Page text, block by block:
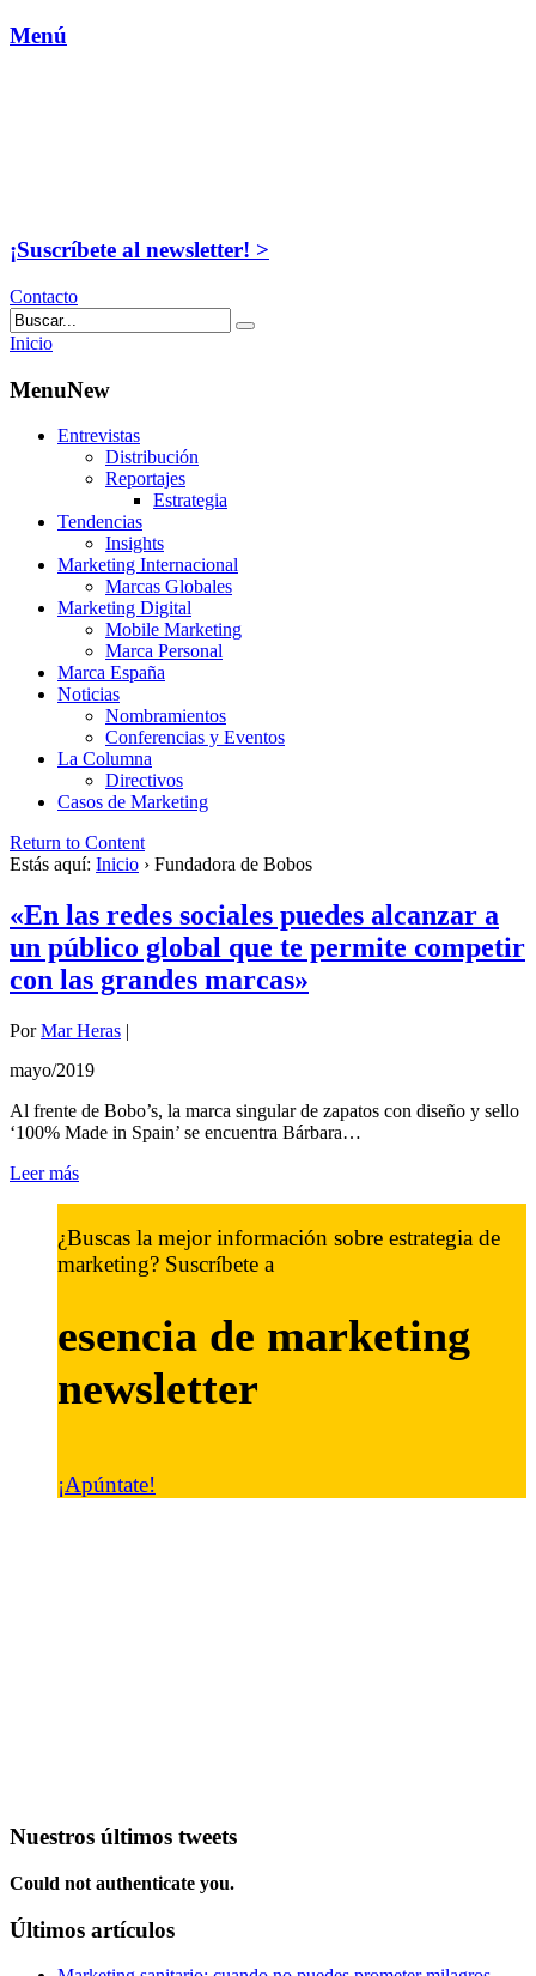
Menú
¡Suscríbete al newsletter! >
Contacto
Inicio
MenuNew
Entrevistas
Distribución
Reportajes
Estrategia
Tendencias
Insights
Marketing Internacional
Marcas Globales
Marketing Digital
Mobile Marketing
Marca Personal
Marca España
Noticias
Nombramientos
Conferencias y Eventos
La Columna
Directivos
Casos de Marketing
Return to Content
Estás aquí: Inicio › Fundadora de Bobos
«En las redes sociales puedes alcanzar a
un público global que te permite competir
con las grandes marcas»
PorMar Heras |
mayo/2019
Al frente de Bobo’s, la marca singular de zapatos con diseño y sello
‘100% Made in Spain’ se encuentra Bárbara…
Leer más
¿Buscas la mejor información sobre estrategia de
marketing? Suscríbete a
esencia de marketing
newsletter
¡Apúntate!
Nuestros últimos tweets
Could not authenticate you.
Últimos artículos